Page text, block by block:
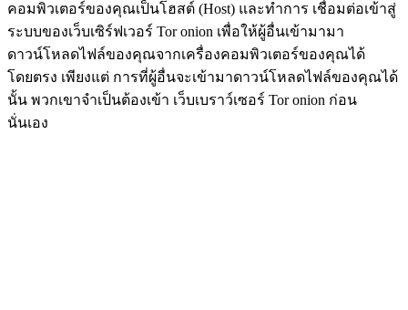
คอมพิวเตอร์ของคุณเป็นโฮสต์ (Host) และทำการ เชื่อมต่อเข้าสู่
ระบบของเว็บเซิร์ฟเวอร์ Tor onion เพื่อให้ผู้อื่นเข้ามามา
ดาวน์โหลดไฟล์ของคุณจากเครื่องคอมพิวเตอร์ของคุณได้
โดยตรง เพียงแต่ การที่ผู้อื่นจะเข้ามาดาวน์โหลดไฟล์ของคุณได้
นั้น พวกเขาจำเป็นต้องเข้า เว็บเบราว์เซอร์ Tor onion ก่อน
นั่นเอง